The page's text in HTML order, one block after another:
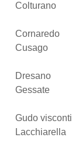
Colturano
Cornaredo
Cusago
Dresano
Gessate
Gudo visconti
Lacchiarella